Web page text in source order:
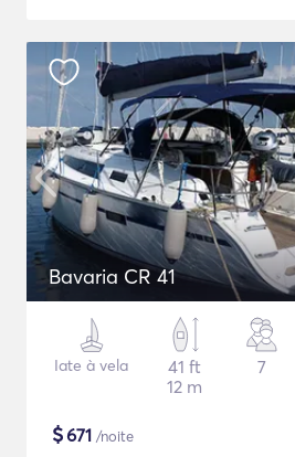
Bavaria CR 41
Iate à vela
41 ft
12 m
7
$671 /noite